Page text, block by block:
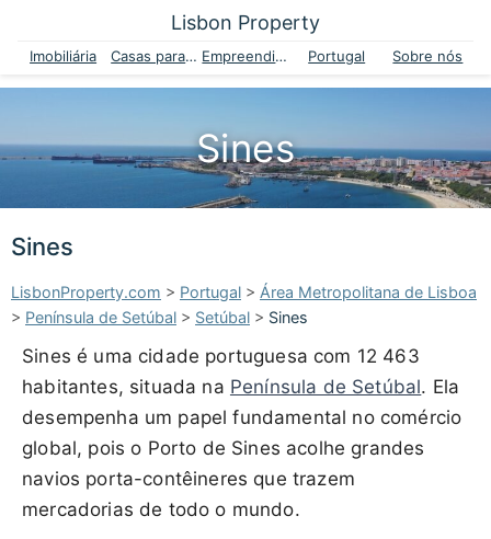
Lisbon Property
Imobiliária Casas para venda Empreendimentos Portugal Sobre nós
Sines
Sines
LisbonProperty.com > Portugal > Área Metropolitana de Lisboa
> Península de Setúbal > Setúbal > Sines
Sines é uma cidade portuguesa com 12 463
habitantes, situada na Península de Setúbal. Ela
desempenha um papel fundamental no comércio
global, pois o Porto de Sines acolhe grandes
navios porta-contêineres que trazem
mercadorias de todo o mundo.